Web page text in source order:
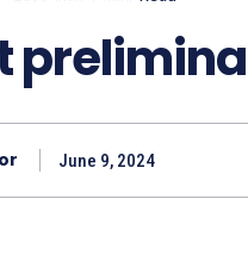
June 9, 2024